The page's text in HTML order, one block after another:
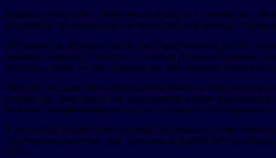
В рамках инициативы Bitget также объявила о партнерстве с
сотрудничество направлено на упрощение и повышение
«Большинство молодых людей, пытающихся войти в Web3,
понятного карьерного пути», — отметил Игнасио Паломера,
профиль, станьте частью доверенного пула талантов Bondex и
«Многие молодые люди интересуются Web3, но одного
первый шаг более реальным, предоставляя знания, признание
начинают воспринимать себя частью будущего этой индустрии».
В целом, Blockchain4Youth Learning Hub отражает более
отдельная инициатива, а шаг к созданию устойчивой
росту.